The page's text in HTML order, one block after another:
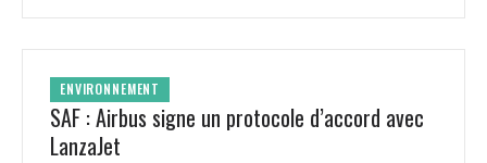
ENVIRONNEMENT
SAF : Airbus signe un protocole d’accord avec
LanzaJet